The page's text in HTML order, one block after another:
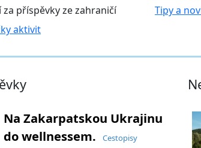
za příspěvky ze zahraničí
aktivit
Tipy a
Na Zakarpatskou Ukrajinu
do wellnessem.
Cestopisy